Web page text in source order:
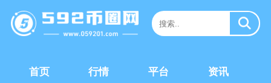
首页 行情 平台 资讯